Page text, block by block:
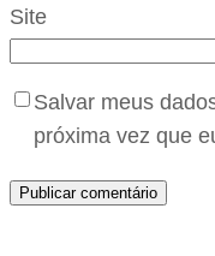
Site
Salvar meus
próxima vez que